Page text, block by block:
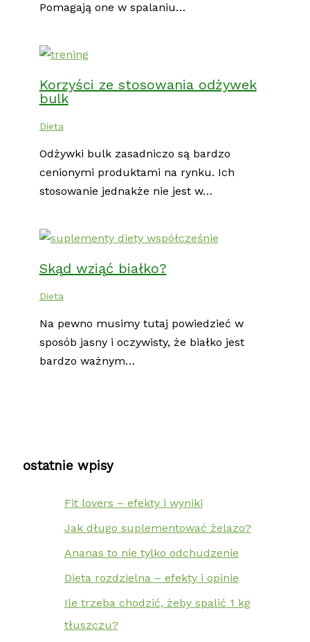
Pomagają one w spalaniu…
Korzyści ze stosowania odżywek
bulk
Dieta
Odżywki bulk zasadniczo są bardzo
cenionymi produktami na rynku. Ich
stosowanie jednakże nie jest w…
Skąd wziąć białko?
Dieta
Na pewno musimy tutaj powiedzieć w
sposób jasny i oczywisty, że białko jest
bardzo ważnym…
ostatnie wpisy
Fit lovers – efekty i wyniki
Jak długo suplementować żelazo?
Ananas to nie tylko odchudzenie
Dieta rozdzielna – efekty i opinie
Ile trzeba chodzić, żeby spalić 1 kg
tłuszczu?